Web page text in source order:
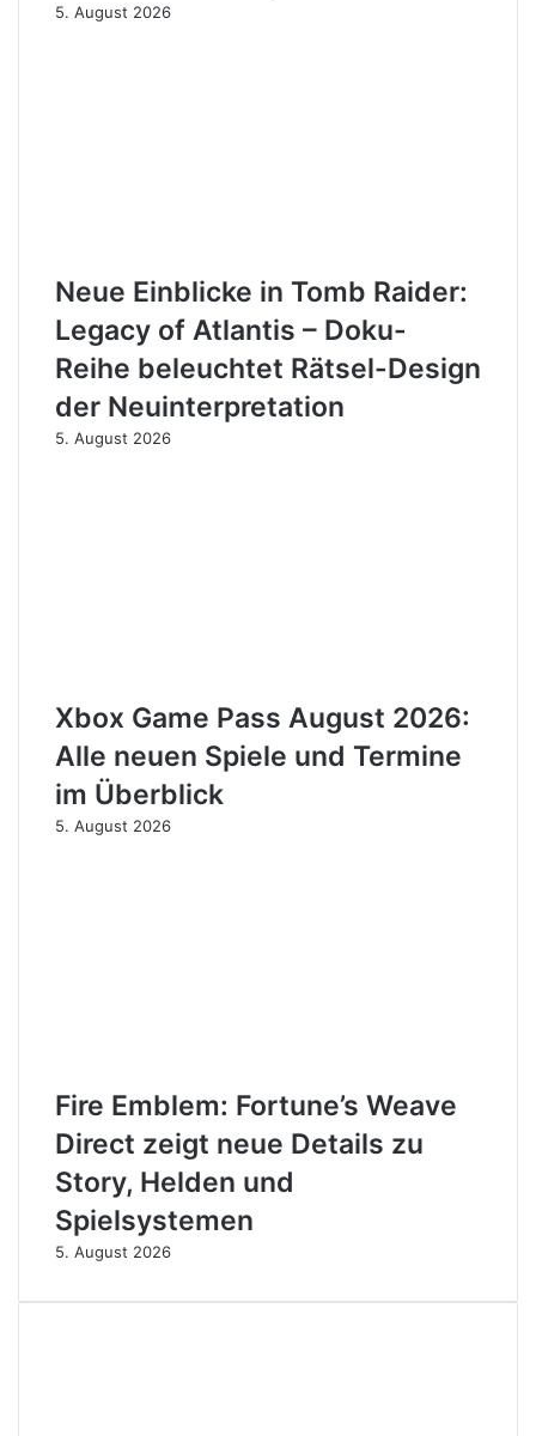
5. August 2026
Neue Einblicke in Tomb Raider:
Legacy of Atlantis – Doku-
Reihe beleuchtet Rätsel-Design
der Neuinterpretation
5. August 2026
Xbox Game Pass August 2026:
Alle neuen Spiele und Termine
im Überblick
5. August 2026
Fire Emblem: Fortune’s Weave
Direct zeigt neue Details zu
Story, Helden und
Spielsystemen
5. August 2026